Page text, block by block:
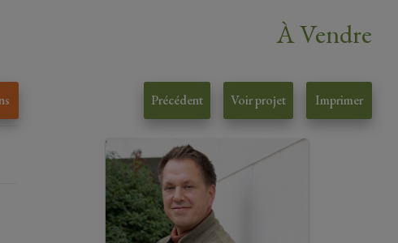
À Vendre
Précédent Voir projet Imprimer